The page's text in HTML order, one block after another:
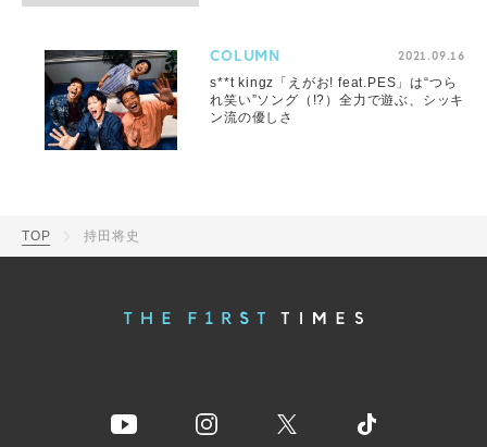
COLUMN 2021.09.16
s**t kingz「えがお! feat.PES」は“つら
れ笑い”ソング（!?）全力で遊ぶ、シッキ
ン流の優しさ
TOP 持田将史